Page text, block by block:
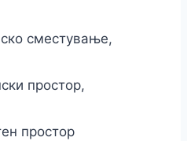
сместување,
простор,
простор